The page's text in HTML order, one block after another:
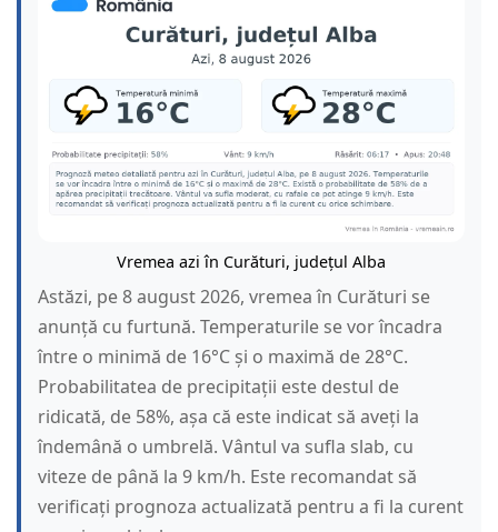
Vremea azi în Curături, județul Alba
Astăzi, pe 8 august 2026, vremea în Curături se
anunță cu furtună. Temperaturile se vor încadra
între o minimă de 16°C și o maximă de 28°C.
Probabilitatea de precipitații este destul de
ridicată, de 58%, așa că este indicat să aveți la
îndemână o umbrelă. Vântul va sufla slab, cu
viteze de până la 9 km/h. Este recomandat să
verificați prognoza actualizată pentru a fi la curent